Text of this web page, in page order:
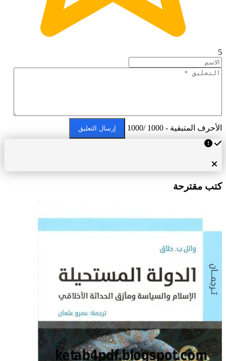
5
الأحرف المتبقية - 1000 /1000 إرسال التعليق
كتب مقترحة